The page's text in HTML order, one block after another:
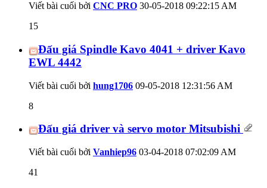
Viết bài cuối bởi CNC PRO 30-05-2018 09:22:15 AM
15
Đấu giá Spindle Kavo 4041 + driver Kavo
EWL 4442
Viết bài cuối bởi hung1706 09-05-2018 12:31:56 AM
8
Đấu giá driver và servo motor Mitsubishi
Viết bài cuối bởi Vanhiep96 03-04-2018 07:02:09 AM
41